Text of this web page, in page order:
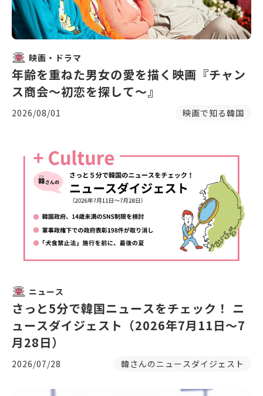
映画・ドラマ
年齢を重ねた男女の愛を描く映画『チャン
ス商会〜初恋を探して〜』
2026/08/01 映画で知る韓国
ニュース
さっと5分で韓国ニュースをチェック！ ニ
ュースダイジェスト（2026年7月11日～7
月28日）
2026/07/28 韓さんのニュースダイジェスト